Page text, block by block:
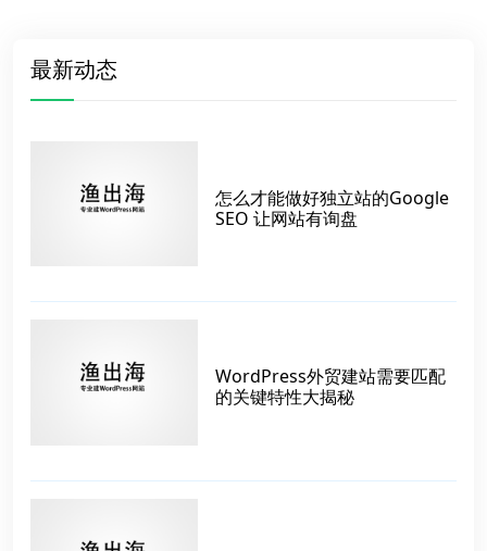
最新动态
怎么才能做好独立站的Google
SEO 让网站有询盘
WordPress外贸建站需要匹配
的关键特性大揭秘